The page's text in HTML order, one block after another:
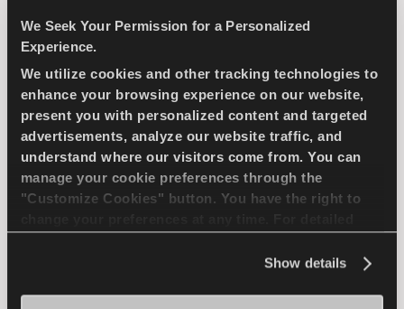
We Seek Your Permission for a Personalized
Experience.
We utilize cookies and other tracking technologies to
enhance your browsing experience on our website,
present you with personalized content and targeted
advertisements, analyze our website traffic, and
understand where our visitors come from. You can
manage your cookie preferences through the
"Customize Cookies" button. You have the right to
Show details
Disfruta conduciendo en todas las estaciones
- Manejo seguro y comodidad para cada
estación
TURISMO TODOTIEMPO
MANIOBRABILIDAD EN NIEVE
MANIOBRABILIDAD EN MOJADO